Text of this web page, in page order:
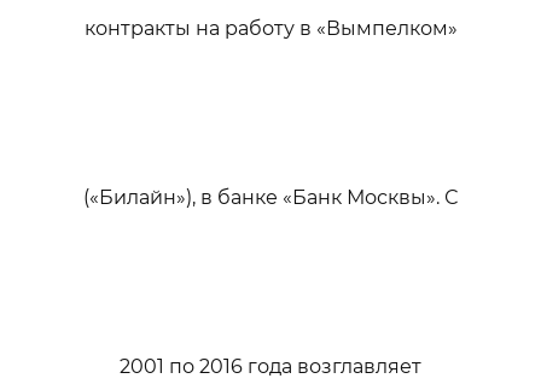
контракты на работу в «Вымпелком»
(«Билайн»), в банке «Банк Москвы». С
2001 по 2016 года возглавляет